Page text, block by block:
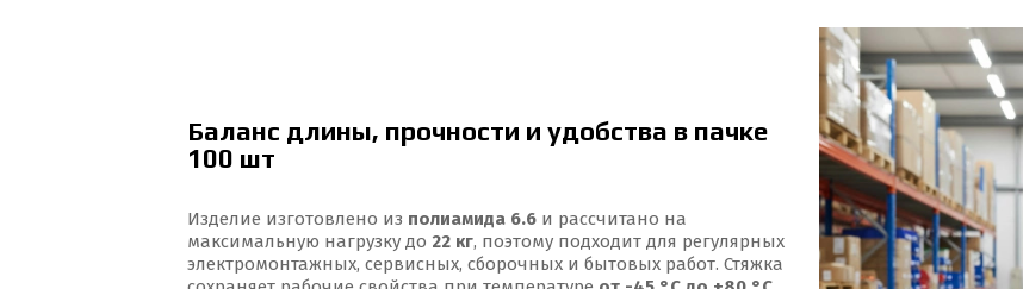
Баланс длины, прочности и удобства в пачке
100 шт
Изделие изготовлено из полиамида 6.6 и рассчитано на
максимальную нагрузку до 22 кг, поэтому подходит для регулярных
электромонтажных, сервисных, сборочных и бытовых работ. Стяжка